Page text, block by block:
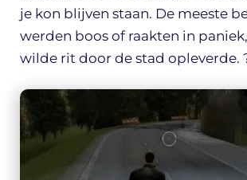
je kon blijven staan. De meeste
werden boos of raakten in
wilde rit door de stad opleverde.